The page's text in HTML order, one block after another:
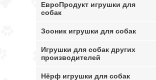
ЕвроПродукт игрушки для
собак
Зооник игрушки для собак
Игрушки для собак других
производителей
Нёрф игрушки для собак